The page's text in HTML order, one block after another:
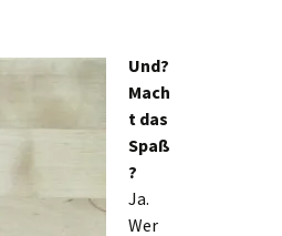
Und?
Mach
t das
Spaß
?
Ja.
Wer